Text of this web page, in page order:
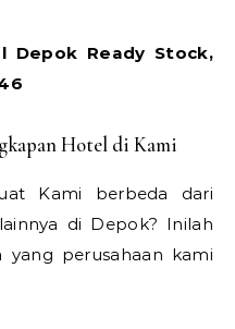
Depok Ready Stock,
Hotel di Kami
Kami berbeda dari
di Depok? Inilah
perusahaan kami